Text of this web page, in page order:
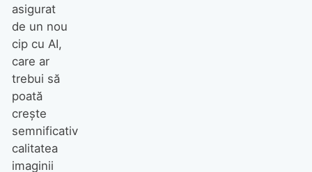
asigurat
de un nou
cip cu AI,
care ar
trebui să
poată
crește
semnificativ
calitatea
imaginii